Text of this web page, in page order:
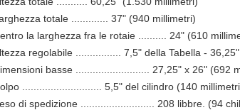
totale ............. 37" (940 millimetri)
la larghezza fra le rotaie .......... 24" (610
regolabile ................ 7,5" della Tabella -
basse .......................... 27,25" x 26" (692
............................ 5,5" del cilindro (140
di spedizione .......................... 208 libbre. (94